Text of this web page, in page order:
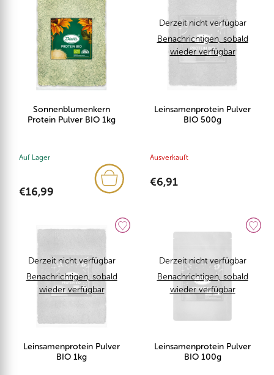
Sonnenblumenkern
Protein Pulver BIO 1kg
Auf Lager
€16,99
Derzeit nicht verfügbar
Benachrichtigen, sobald
wieder verfügbar
Leinsamenprotein Pulver
BIO 500g
Ausverkauft
€6,91
Derzeit nicht verfügbar
Benachrichtigen, sobald
wieder verfügbar
Leinsamenprotein Pulver
BIO 1kg
Derzeit nicht verfügbar
Benachrichtigen, sobald
wieder verfügbar
Leinsamenprotein Pulver
BIO 100g